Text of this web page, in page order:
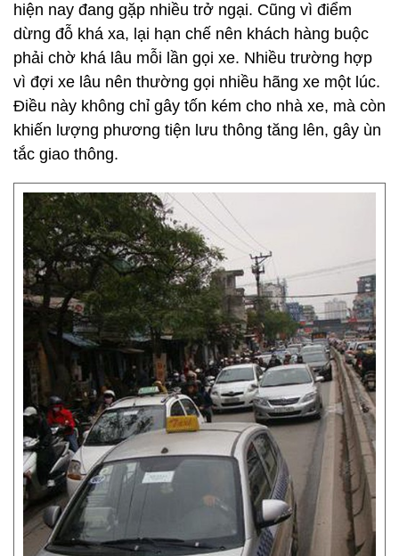
hiện nay đang gặp nhiều trở ngại. Cũng vì điểm
dừng đỗ khá xa, lại hạn chế nên khách hàng buộc
phải chờ khá lâu mỗi lần gọi xe. Nhiều trường hợp
vì đợi xe lâu nên thường gọi nhiều hãng xe một lúc.
Điều này không chỉ gây tốn kém cho nhà xe, mà còn
khiến lượng phương tiện lưu thông tăng lên, gây ùn
tắc giao thông.